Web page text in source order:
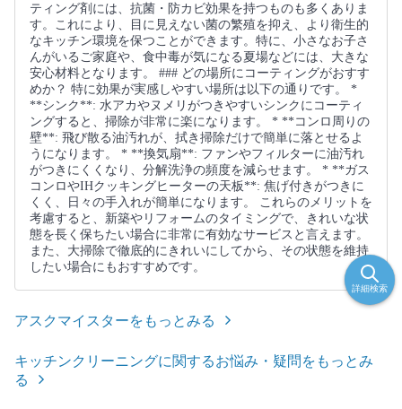
ティング剤には、抗菌・防カビ効果を持つものも多くありま
す。これにより、目に見えない菌の繁殖を抑え、より衛生的
なキッチン環境を保つことができます。特に、小さなお子さ
んがいるご家庭や、食中毒が気になる夏場などには、大きな
安心材料となります。 ### どの場所にコーティングがおすす
めか？ 特に効果が実感しやすい場所は以下の通りです。 *
**シンク**: 水アカやヌメリがつきやすいシンクにコーティ
ングすると、掃除が非常に楽になります。 * **コンロ周りの
壁**: 飛び散る油汚れが、拭き掃除だけで簡単に落とせるよ
うになります。 * **換気扇**: ファンやフィルターに油汚れ
がつきにくくなり、分解洗浄の頻度を減らせます。 * **ガス
コンロやIHクッキングヒーターの天板**: 焦げ付きがつきに
くく、日々の手入れが簡単になります。 これらのメリットを
考慮すると、新築やリフォームのタイミングで、きれいな状
態を長く保ちたい場合に非常に有効なサービスと言えます。
また、大掃除で徹底的にきれいにしてから、その状態を維持
したい場合にもおすすめです。
アスクマイスターをもっとみる
キッチンクリーニングに関するお悩み・疑問をもっとみ
る
詳細検索